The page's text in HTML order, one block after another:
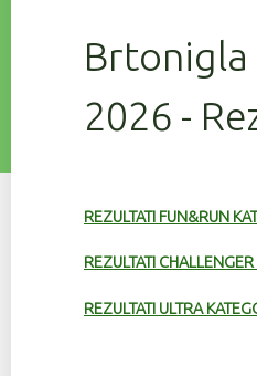
2026 -
REZULTATI FUN&RUN
REZULTATI
REZULTATI ULTRA